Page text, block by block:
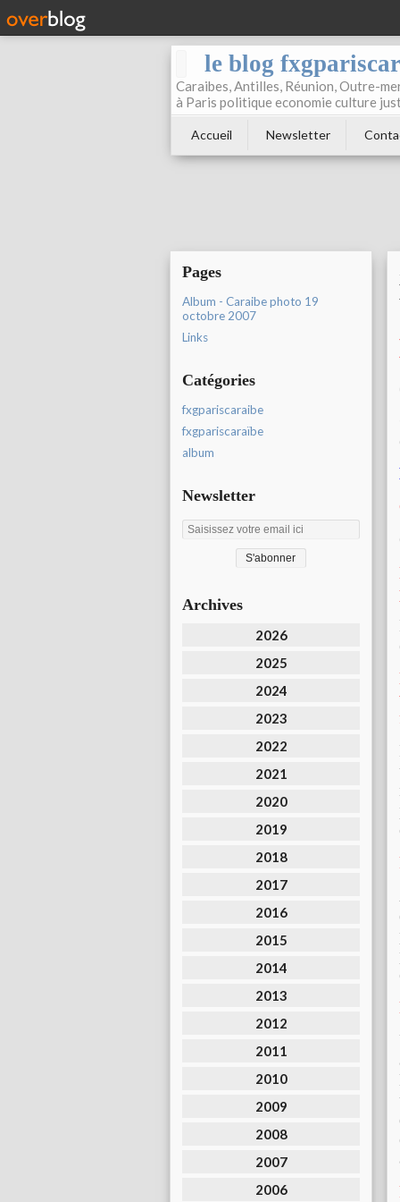
le blog
Caraibes, Antilles, Réunion, Outre-
à Paris politique economie culture
Accueil Newsletter
Pages
Album - Caraibe photo 19
octobre 2007
Links
Catégories
fxgpariscaraibe
fxgpariscaraïbe
album
Newsletter
Archives
2026
2025
2024
2023
2022
2021
2020
2019
2018
2017
2016
2015
2014
2013
2012
2011
2010
2009
2008
2007
2006